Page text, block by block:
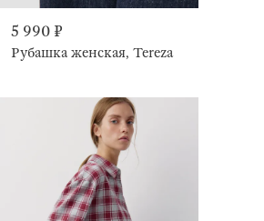
5 990 ₽
Рубашка женская, Tereza